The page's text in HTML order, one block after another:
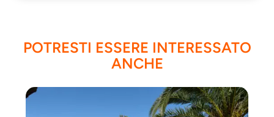
POTRESTI ESSERE INTERESSATO
ANCHE